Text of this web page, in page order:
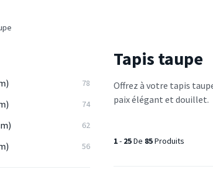
78
74
62
56
Tapis taupe
Offrez à votre tapis
paix élégant et douillet.
1- 25De 85Produits